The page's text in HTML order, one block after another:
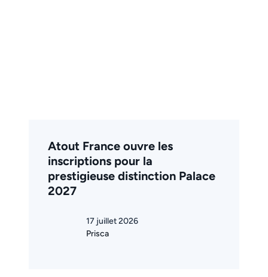
Atout France ouvre les
inscriptions pour la
prestigieuse distinction Palace
2027
17 juillet 2026
Prisca